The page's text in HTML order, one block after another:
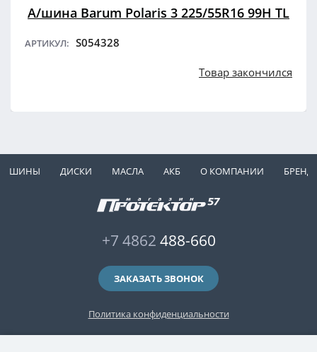
А/шина Barum Polaris 3 225/55R16 99H TL
АРТИКУЛ: S054328
Товар закончился
ШИНЫ ДИСКИ МАСЛА АКБ О КОМПАНИИ
Политика конфиденциальности
+7 4862 488-660
ЗАКАЗАТЬ ЗВОНОК